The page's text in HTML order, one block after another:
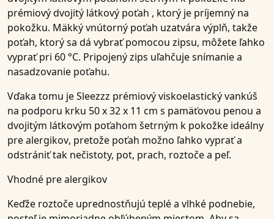
prémiový dvojitý látkový poťah , ktorý je príjemný na
pokožku. Mäkký vnútorný poťah uzatvára výplň, takže
poťah, ktorý sa dá vybrať pomocou zipsu, môžete ľahko
vyprať pri 60 °C. Pripojenýzips uľahčuje snímanie a
nasadzovanie poťahu.
Vďaka tomu jeSleezzz prémiový viskoelastický vankúš
na podporu krku 50 x 32 x 11 cm s pamäťovou penou a
dvojitým látkovým poťahom šetrným k pokožke ideálny
prealergikov, pretože poťah možno ľahko vyprať a
odstrániť tak nečistoty, pot, prach, roztoče a peľ.
Vhodné pre alergikov
Keďže roztoče uprednostňujú teplé a vlhké podnebie,